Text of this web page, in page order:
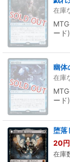
在庫
ード
幽体
在庫
ード
堕落
20円
在庫